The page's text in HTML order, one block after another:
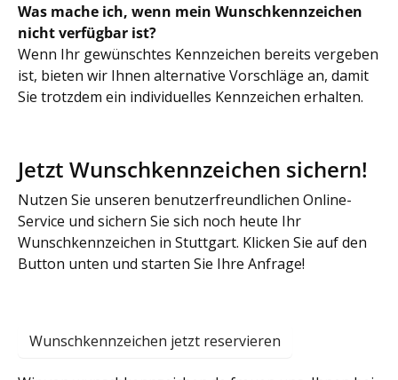
Was mache ich, wenn mein Wunschkennzeichen
nicht verfügbar ist?
Wenn Ihr gewünschtes Kennzeichen bereits vergeben
ist, bieten wir Ihnen alternative Vorschläge an, damit
Sie trotzdem ein individuelles Kennzeichen erhalten.
Jetzt Wunschkennzeichen sichern!
Nutzen Sie unseren benutzerfreundlichen Online-
Service und sichern Sie sich noch heute Ihr
Wunschkennzeichen in Stuttgart. Klicken Sie auf den
Button unten und starten Sie Ihre Anfrage!
Wunschkennzeichen jetzt reservieren